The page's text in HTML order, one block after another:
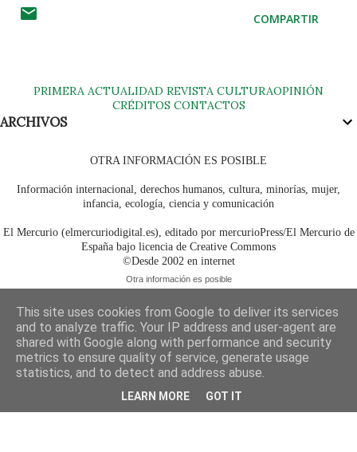
COMPARTIR
PRIMERA ACTUALIDAD REVISTA CULTURAOPINIÓN
CRÉDITOSCONTACTOS
ARCHIVOS
OTRA INFORMACIÓN ES POSIBLE
Información internacional, derechos humanos, cultura, minorías, mujer,
infancia, ecología, ciencia y comunicación
El Mercurio (elmercuriodigital.es), editado por mercurioPress/El Mercurio de
España bajo licencia de Creative Commons
©Desde 2002 en internet
Otra información es posible
This site uses cookies from Google to deliver its services
and to analyze traffic. Your IP address and user-agent are
shared with Google along with performance and security
metrics to ensure quality of service, generate usage
statistics, and to detect and address abuse.
LEARN MORE GOT IT